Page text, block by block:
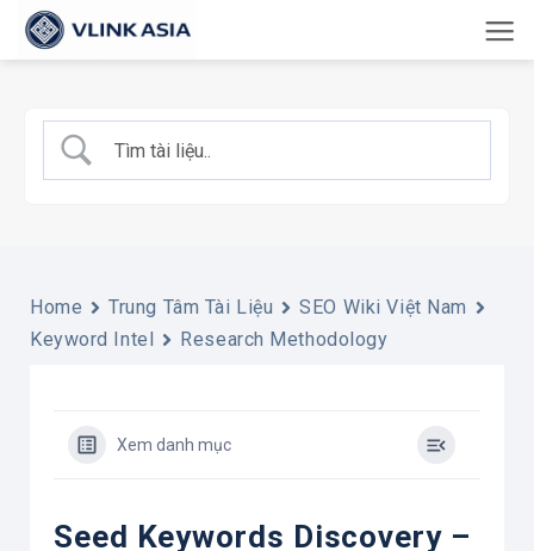
qua
dung
Home Trung Tâm Tài Liệu
SEO Wiki Việt Nam
Keyword Intel
Research Methodology
Xem danh mục
Seed Keywords Discovery –